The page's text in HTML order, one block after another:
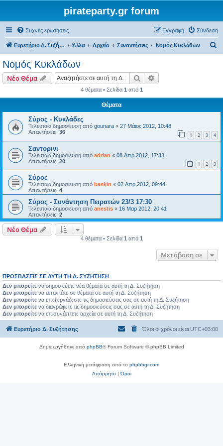
pirateparty.gr forum
Συχνές ερωτήσεις Σύνδεση
Εγγραφή
Ευρετήριο Δ. Συζήτησης Άλλα Αρχείο Συναντήσεις Νομός Κυκλάδων‎
η
Νομός Κυκλάδων‎
Νέο Θέμα Αναζήτηση
4 θέματα • Σελίδα 1 από 1
Θέματα
Σύρος - Κυκλάδες
Τελευταία δημοσίευση από gounara « 27 Μάιος 2012, 10:48
Απαντήσεις: 36 1 2 3 4
Σαντορινι
Τελευταία δημοσίευση από adrian « 08 Απρ 2012, 17:33
Απαντήσεις: 20 1 2 3
Σύρος
Τελευταία δημοσίευση από baskin « 02 Απρ 2012, 09:44
Απαντήσεις: 4
Σύρος - Συνάντηση Πειρατών 23/3 17:30
Τελευταία δημοσίευση από anestis « 16 Μαρ 2012, 20:41
Απαντήσεις: 2
Νέο Θέμα
4 θέματα • Σελίδα 1 από 1
Μετάβαση σε
ΠΡΟΣΒΆΣΕΙΣ ΣΕ ΑΥΤΉ ΤΗ Δ. ΣΥΖΉΤΗΣΗ
Δεν μπορείτε να δημοσιεύετε νέα θέματα σε αυτή τη Δ. Συζήτηση
Δεν μπορείτε να απαντάτε σε θέματα σε αυτή τη Δ. Συζήτηση
Δεν μπορείτε να επεξεργάζεστε τις δημοσιεύσεις σας σε αυτή τη Δ. Συζήτηση
Δεν μπορείτε να διαγράφετε τις δημοσιεύσεις σας σε αυτή τη Δ. Συζήτηση
Δεν μπορείτε να επισυνάπτετε αρχεία σε αυτή τη Δ. Συζήτηση
Ευρετήριο Δ. Συζήτησης Όλοι οι χρόνοι είναι UTC+03:00
Δημιουργήθηκε από phpBB® Forum Software © phpBB Limited
Ελληνική μετάφραση από το phpbbgr.com
Απόρρητο|Όροι